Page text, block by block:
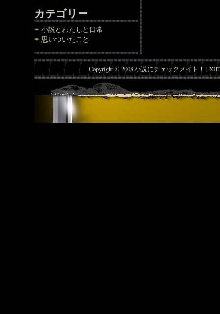
カテゴリー
小説とわたしと日常
思いついたこと
Copyright © 2008 小説にチェックメイト！ |